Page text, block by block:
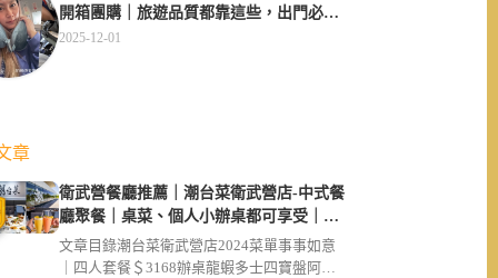
開箱團購｜旅遊品質都靠這些，出門必備
四件套
2025-12-01
章
衛武營餐廳推薦｜潮台菜衛武營店-中式餐
廳聚餐｜桌菜、個人小辦桌都可享受｜破
菜姐妹店
文章目錄潮台菜衛武營店2024菜單事事如意
｜四人套餐＄3168辦桌龍蝦多士四寶盤阿公